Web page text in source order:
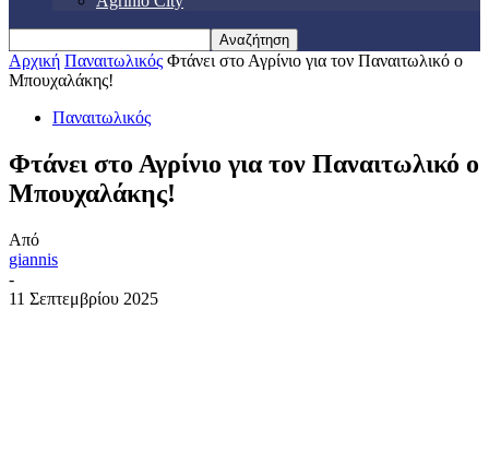
Αρχική Παναιτωλικός Φτάνει στο Αγρίνιο για τον Παναιτωλικό ο
Μπουχαλάκης!
Παναιτωλικός
Φτάνει στο Αγρίνιο για τον Παναιτωλικό ο
Μπουχαλάκης!
Από
giannis
-
11 Σεπτεμβρίου 2025